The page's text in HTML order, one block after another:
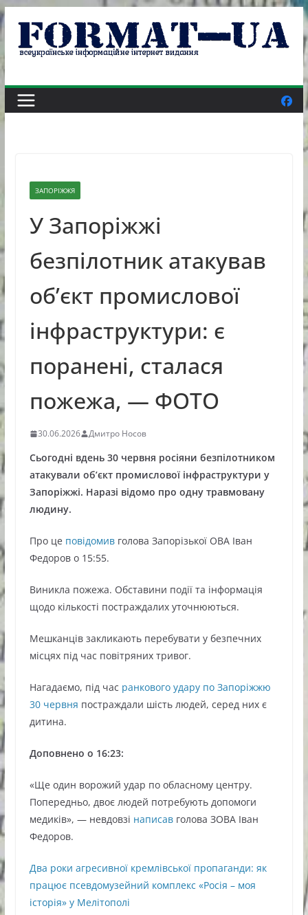
Skip
content
ЗАПОРІЖЖЯ
У Запоріжжі
безпілотник атакував
об’єкт промислової
інфраструктури: є
поранені, сталася
пожежа, — ФОТО
30.06.2026 Дмитро Носов
Сьогодні вдень 30 червня росіяни безпілотником
атакували об’єкт промислової інфраструктури у
Запоріжжі. Наразі відомо про одну травмовану
людину.
Про це повідомивголова Запорізької ОВА Іван
Федоров о 15:55.
Виникла пожежа. Обставини події та інформація
щодо кількості постраждалих уточнюються.
Мешканців закликають перебувати у безпечних
місцях під час повітряних тривог.
Нагадаємо, під час ранкового удару по Запоріжжю
30 червня постраждали шість людей, серед них є
дитина.
Доповнено о 16:23:
«Ще один ворожий удар по обласному центру.
Попередньо, двоє людей потребують допомоги
медиків», — невдовзі написав голова ЗОВА Іван
Федоров.
Два роки агресивної кремлівської пропаганди: як
працює псевдомузейний комплекс «Росія – моя
історія» у Мелітополі